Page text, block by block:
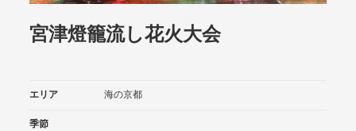
宮津燈籠流し花火大会
エリア 海の京都
季節